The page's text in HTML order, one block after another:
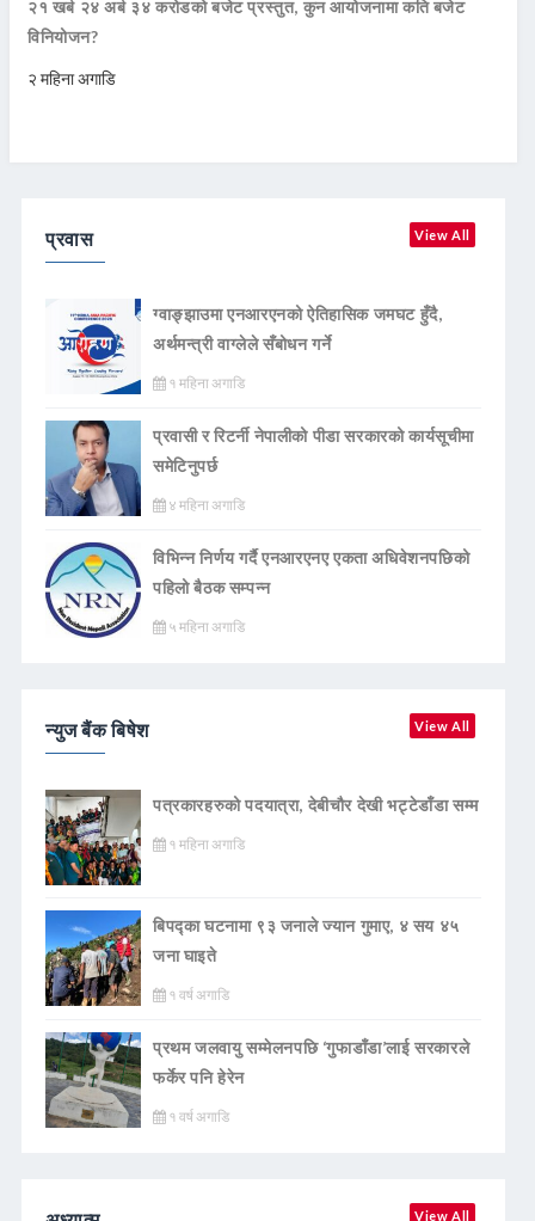
२१ खर्ब २४ अर्ब ३४ करोडको बजेट प्रस्तुत, कुन आयोजनामा कति बजेट
विनियोजन?
२ महिना अगाडि
प्रवास View All
ग्वाङ्झाउमा एनआरएनको ऐतिहासिक जमघट हुँदै,
अर्थमन्त्री वाग्लेले सँबोधन गर्ने
१ महिना अगाडि
प्रवासी र रिटर्नी नेपालीको पीडा सरकारको कार्यसूचीमा
समेटिनुपर्छ
४ महिना अगाडि
विभिन्न निर्णय गर्दै एनआरएनए एकता अधिवेशनपछिको
पहिलो बैठक सम्पन्न
५ महिना अगाडि
न्युज बैंक बिषेश View All
पत्रकारहरुको पदयात्रा, देबीचौर देखी भट्टेडाँडा सम्म
१ महिना अगाडि
बिपद्का घटनामा ९३ जनाले ज्यान गुमाए, ४ सय ४५
जना घाइते
१ वर्ष अगाडि
प्रथम जलवायु सम्मेलनपछि ‘गुफाडाँडा’लाई सरकारले
फर्केर पनि हेरेन
१ वर्ष अगाडि
View All